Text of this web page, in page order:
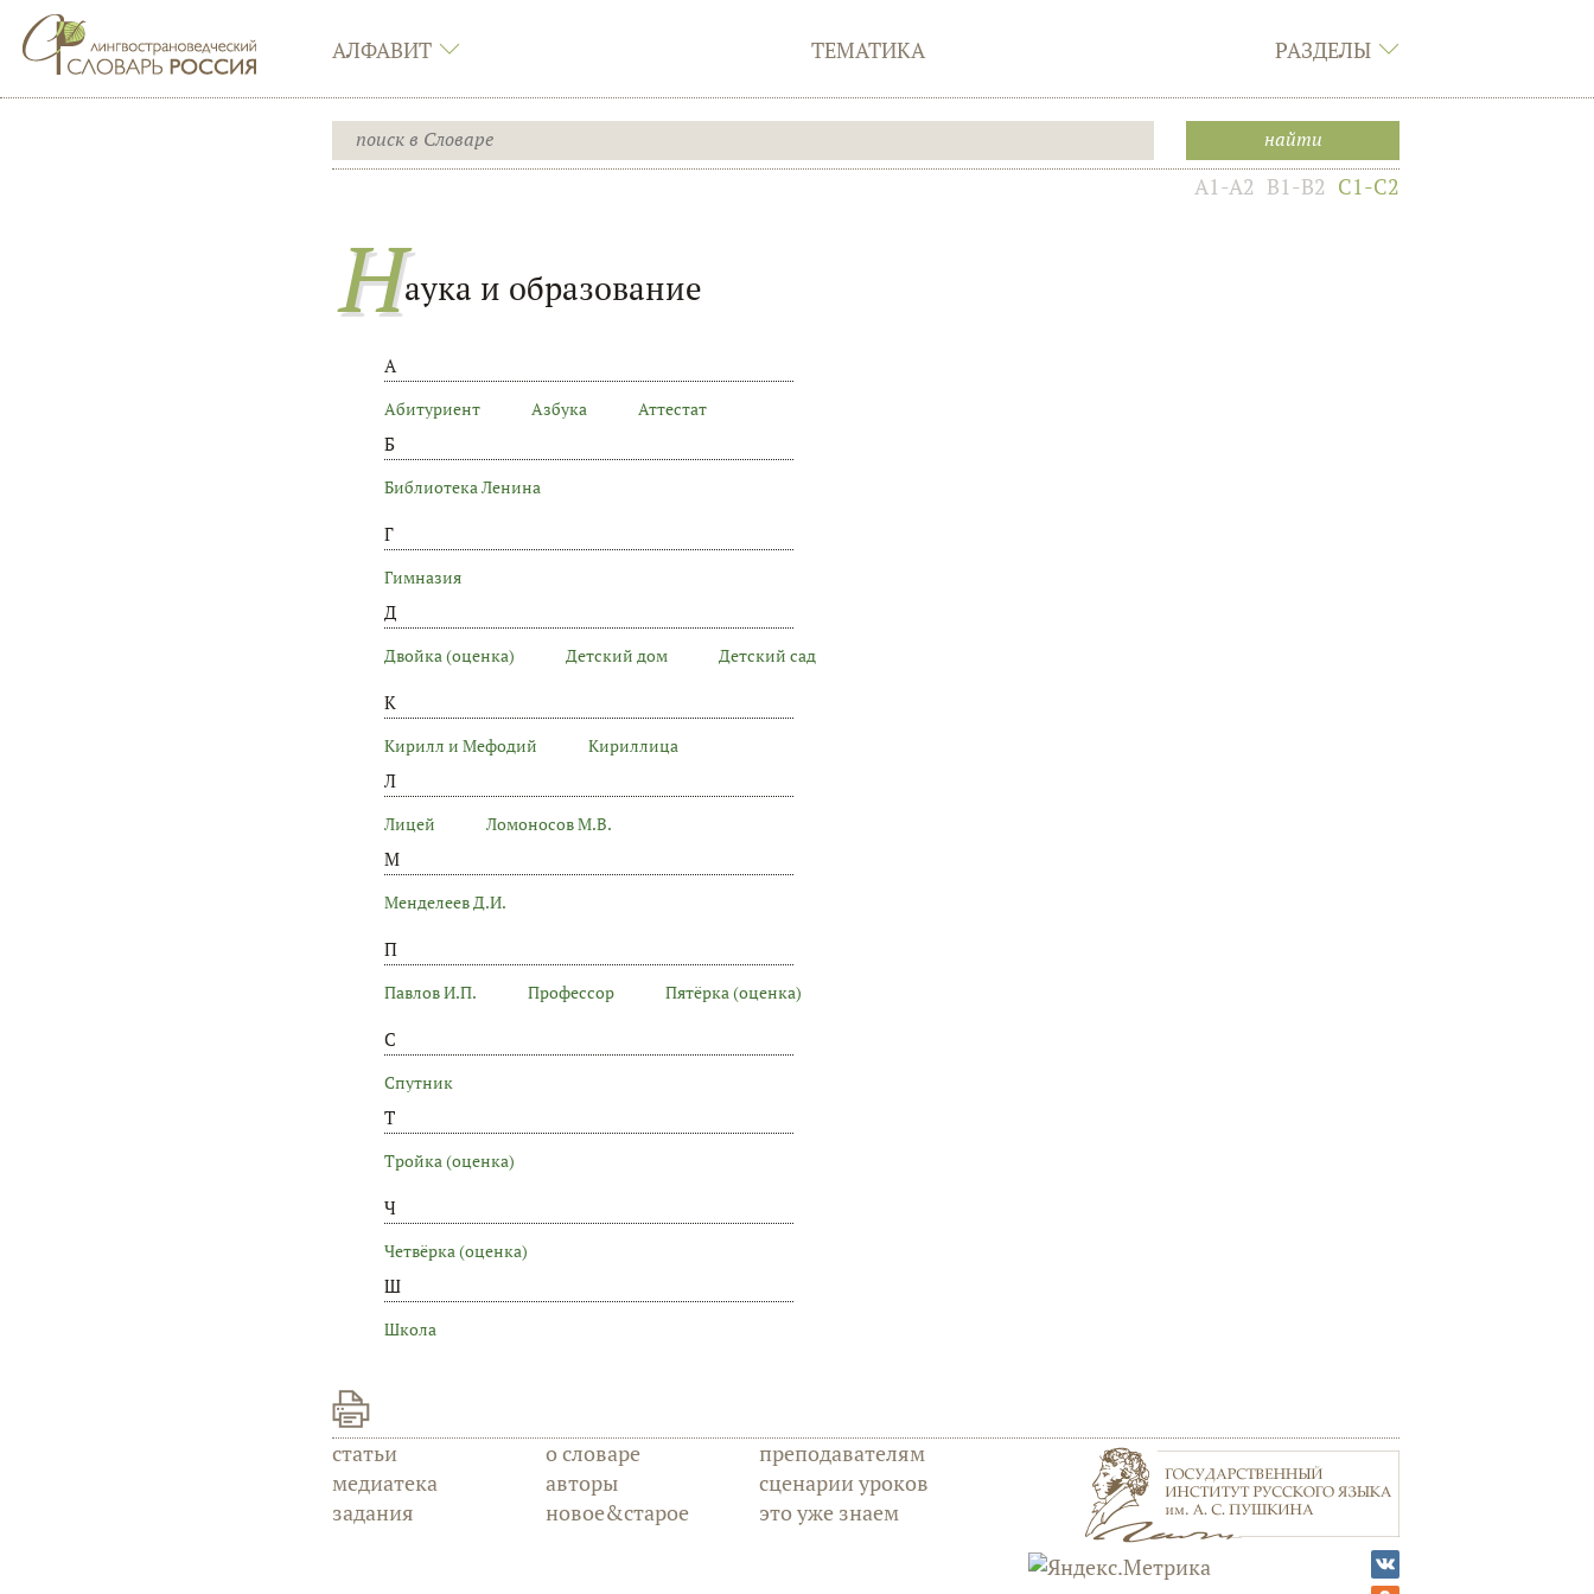
АЛФАВИТ ТЕМАТИКА РАЗДЕЛЫ
A1-A2 B1-B2 C1-C2
Наука и образование
А
Абитуриент Азбука Аттестат
Б
Библиотека Ленина
Г
Гимназия
Д
Двойка (оценка) Детский дом Детский сад
К
Кирилл и Мефодий Кириллица
Л
Лицей Ломоносов М.В.
М
Менделеев Д.И.
П
Павлов И.П. Профессор Пятёрка (оценка)
С
Спутник
Т
Тройка (оценка)
Ч
Четвёрка (оценка)
Ш
Школа
статьи
медиатека
задания
о словаре
авторы
новое&старое
преподавателям
сценарии уроков
это уже знаем